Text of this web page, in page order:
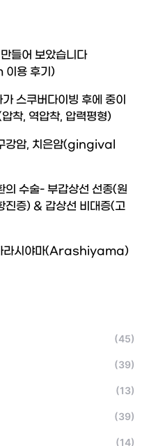
들어 보았습니다
용 후기)
스쿠버다이빙 후에 중이
착, 역압착, 압력평형)
강암, 치은암(gingival
의 수술- 부갑상선 선종(원
진증) & 갑상선 비대증(고
시야마(Arashiyama)
(45)
(39)
(13)
(39)
(14)